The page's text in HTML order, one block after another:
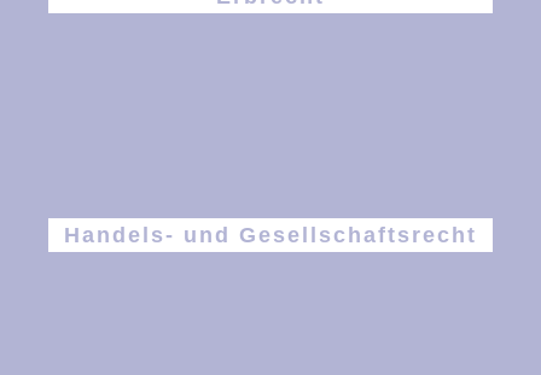
Handels- und Gesellschaftsrecht